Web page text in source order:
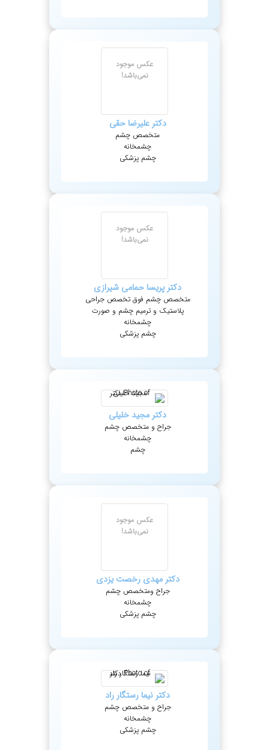
عکس موجود
نمی‌باشد!
دکترعلیرضا حقی
متخصص چشم
چشمخانه
چشم پزشکی
عکس موجود
نمی‌باشد!
دکترپریسا حمامی شیرازی
متخصص چشم فوق تخصص جراحی
پلاستیک و ترمیم چشم و صورت
چشمخانه
چشم پزشکی
دکترمجیدخلیلی
جراح و متخصص چشم
چشمخانه
چشم
عکس موجود
نمی‌باشد!
دکترمهدی رخصت یزدی
جراح ومتخصص چشم
چشمخانه
چشم پزشکی
دکترنیما رستگار راد
جراح و متخصص چشم
چشمخانه
چشم پزشکی